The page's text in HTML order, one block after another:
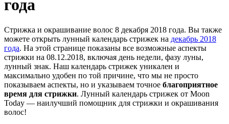
года
Стрижка и окрашивание волос 8 декабря 2018 года. Вы также
можете открыть лунный календарь стрижек на декабрь 2018
года. На этой странице показаны все возможные аспекты
стрижки на 08.12.2018, включая день недели, фазу луны,
лунный знак. Наш календарь стрижек уникален и
максимально удобен по той причине, что мы не просто
показываем аспекты, но и указываем точное благоприятное
время для стрижки. Лунный календарь стрижек от Moon
Today — наилучший помощник для стрижки и окрашивания
волос!